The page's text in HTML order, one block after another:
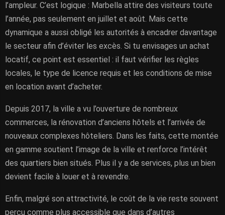
l’ampleur. C’est logique : Marbella attire des visiteurs toute
l’année, pas seulement en juillet et août. Mais cette
dynamique a aussi obligé les autorités à encadrer davantage
le secteur afin d’éviter les excès. Si tu envisages un achat
locatif, ce point est essentiel : il faut vérifier les règles
locales, le type de licence requis et les conditions de mise
en location avant d’acheter.
Depuis 2017, la ville a vu l’ouverture de nombreux
commerces, la rénovation d’anciens hôtels et l’arrivée de
nouveaux complexes hôteliers. Dans les faits, cette montée
en gamme soutient l’image de la ville et renforce l’intérêt
des quartiers bien situés. Plus il y a de services, plus un bien
devient facile à louer et à revendre.
Enfin, malgré son attractivité, le coût de la vie reste souvent
perçu comme plus accessible que dans d’autres